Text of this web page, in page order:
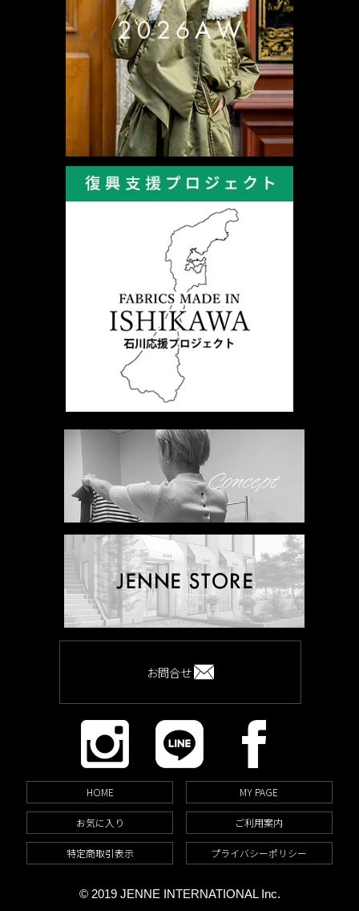
お問合せ
HOME MY PAGE
お気に入り ご利用案内
特定商取引表示 プライバシーポリシー
© 2019 JENNE INTERNATIONAL Inc.